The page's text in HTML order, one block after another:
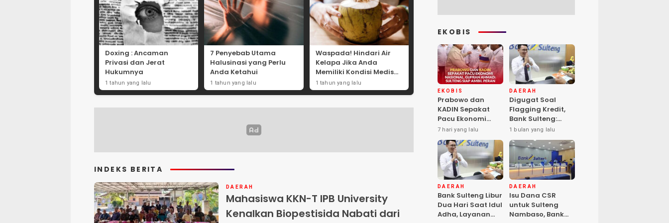
Doxing : Ancaman
Privasi dan Jerat
Hukumnya
1 tahun yang lalu
7 Penyebab Utama
Halusinasi yang Perlu
Anda Ketahui
1 tahun yang lalu
Waspada! Hindari Air
Kelapa Jika Anda
Memiliki Kondisi Medis
Ini
1 tahun yang lalu
INDEKS BERITA
DAERAH
Mahasiswa KKN-T IPB University
Kenalkan Biopestisida Nabati dari
EKOBIS
EKOBIS
Prabowo dan
KADIN Sepakat
Pacu Ekonomi
Nasional, Gufran
Ahmad: Sulteng
Siap Ambil Peran
7 hari yang lalu
DAERAH
Digugat Soal
Flagging Kredit,
Bank Sulteng:
Kebijakan Berlaku
untuk Seluruh
Debitur ASN
1 bulan yang lalu
DAERAH
Bank Sulteng Libur
Dua Hari Saat Idul
Adha, Layanan
DAERAH
Isu Dana CSR
untuk Sulteng
Nambaso, Bank